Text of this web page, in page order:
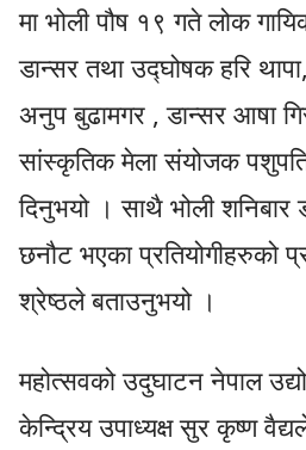
मा भोली पौष १९ गते लोक
डान्सर तथा उद्घोषक हरि
अनुप बुढामगर , डान्सर आषा
सांस्कृतिक मेला संयोजक
दिनुभयो । साथै भोली
छनौट भएका प्रतियोगीहरुको
श्रेष्ठले बताउनुभयो ।
महोत्सवको उदुघाटन नेपाल
केन्द्रिय उपाध्यक्ष सुर कृष्ण